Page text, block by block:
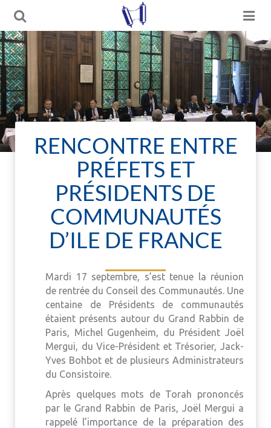
RENCONTRE ENTRE
PRÉFETS ET
PRÉSIDENTS DE
COMMUNAUTÉS
D’ILE DE FRANCE
Mardi 17 septembre, s’est tenue la réunion
de rentrée du Conseil des Communautés. Une
centaine de Présidents de communautés
étaient présents autour du Grand Rabbin de
Paris, Michel Gugenheim, du Président Joël
Mergui, du Vice-Président et Trésorier, Jack-
Yves Bohbot et de plusieurs Administrateurs
du Consistoire.
Après quelques mots de Torah prononcés
par le Grand Rabbin de Paris, Joël Mergui a
rappelé l’importance de la préparation des